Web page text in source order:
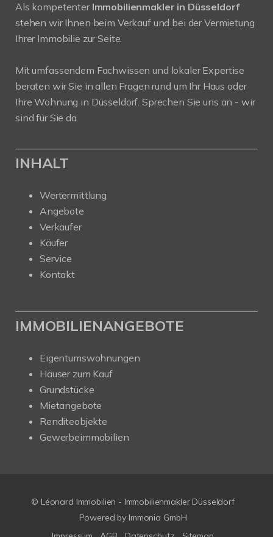
Als kompetenter Immobilienmakler in Düsseldorf
stehen wir Ihnen beim Verkauf und bei der Vermietung
Ihrer Immobilie zur Seite.
Mit umfassendem Fachwissen und lokaler Expertise
beraten wir Sie in allen Fragen rund um Ihr Haus oder
Ihre Wohnung in Düsseldorf. Sprechen Sie uns an - wir
sind für Sie da.
INHALT
Wertermittlung
Angebote
Verkäufer
Käufer
Service
Kontakt
IMMOBILIENANGEBOTE
Eigentumswohnungen
Häuser zum Kauf
Grundstücke
Mietangebote
Renditeobjekte
Gewerbeimmobilien
© Léonard Immobilien - Immobilienmakler Düsseldorf
Powered by Immonia GmbH